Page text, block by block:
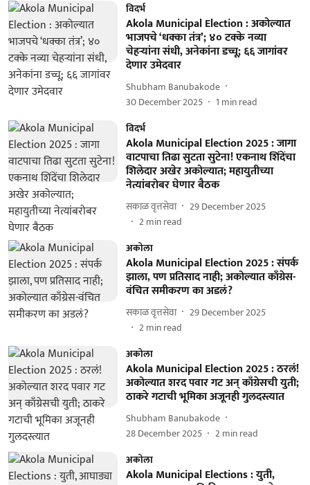
विदर्भ
Akola Municipal Election : अकोल्यात
भाजपचे ‘धक्का तंत्र’; ४० टक्के नव्या
चेहऱ्यांना संधी, अनेकांना डच्चू; ६६ जागांवर
देणार उमेदवार
Shubham Banubakode
30 December 2025
1 min read
विदर्भ
Akola Municipal Election 2025 : जागा
वाटपाचा तिढा सुटता सुटेना! एकनाथ शिंदेंचा
शिलेदार अखेर अकोल्यात; महायुतीच्या
नेत्यांबरोबर घेणार बैठक
सकाळ वृत्तसेवा
29 December 2025
2min read
अकोला
Akola Municipal Election 2025 : संपर्क
झाला, पण प्रतिसाद नाही; अकोल्यात काँग्रेस-
वंचित समीकरण का अडलं?
सकाळ वृत्तसेवा
29 December 2025
2min read
अकोला
Akola Municipal Election 2025 : ठरलं!
अकोल्यात शरद पवार गट अन् काँग्रेसची युती;
ठाकरे गटाची भूमिका अजूनही गुलदस्त्यात
Shubham Banubakode
28 December 2025
2min read
अकोला
Akola Municipal Elections : युती,